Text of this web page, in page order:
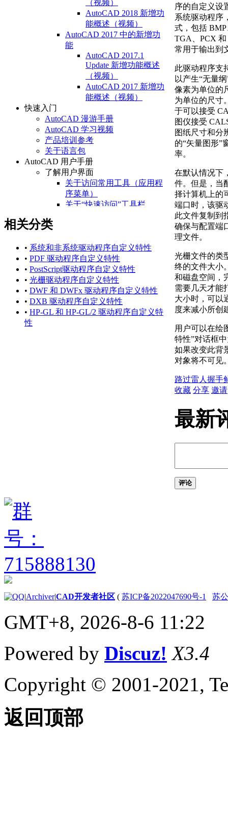
（视频）
AutoCAD 2018 新增功
能概述（视频）
AutoCAD 2017 中的新增功
能
AutoCAD 2017.1
Update 新增功能概述
（视频）
AutoCAD 2017 新增功
能概述（视频）
快速入门
AutoCAD 漫游手册
AutoCAD 学习视频
产品培训参考
关于语言包
AutoCAD 用户手册
了解用户界面
关于访问常用工具（应用程
序菜单）
关于“快速访问”工具栏
关于快捷菜单
设置绘图环境
关于设置绘图区域
关于自定义启动
关于设置可固定窗口、
选项板和工具栏的行为
关于使用基于任务的工
关于输入和输出 DXF
文件
PDF
关于输入 MicroStation
DGN 文件
DGN 文件
关于输入和输出 WMF
控制工程视图
关于在当前视图中平移和缩
放
关于保存和恢复视图
关于导航栏
相关分类
• 系统和非系统驱动程序自定义特性
• PDF 驱动程序自定义特性
• PostScript驱动程序自定义特性
• 光栅驱动程序自定义特性
• DWF 和 DWFx 驱动程序自定义特性
• DXB 驱动程序自定义特性
• HP-GL 和 HP-GL/2 驱动程序自定义特
性
序的自定义设
系统驱动程序
式，包括
TGA、PCX
常用于输出到
此驱动程序支
以产生“无量
像素为单位的
为单位的尺寸
于可以接受
图仪接受
图纸尺寸和分
的“矢量图形”
率。
在默认情况下
件。但是，当
择计算机上的
端口时，该驱
此文件复制到
确保与配置端
理文件。
光栅文件的类
终的文件大小
和磁盘空间，
需要几天才能
大小时，可以
度来减小所创
用户可以在绘
特性”对话框
如果改变此背
对象将不可见
路过雷人 握手
收藏 分享 邀请
最新
评论
|Archiver|CAD开发者社区 ( 苏ICP备2022047690号-1 苏
GMT+8, 2026-8-6 11:22
Powered by Discuz! X3.4
Copyright © 2001-2021,
返回顶部